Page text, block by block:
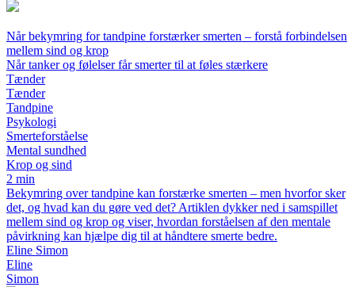
Når bekymring for tandpine forstærker smerten – forstå forbindelsen
mellem sind og krop
Når tanker og følelser får smerter til at føles stærkere
Tænder
Tænder
Tandpine
Psykologi
Smerteforståelse
Mental sundhed
Krop og sind
2 min
Bekymring over tandpine kan forstærke smerten – men hvorfor sker
det, og hvad kan du gøre ved det? Artiklen dykker ned i samspillet
mellem sind og krop og viser, hvordan forståelsen af den mentale
påvirkning kan hjælpe dig til at håndtere smerte bedre.
Eline Simon
Eline
Simon